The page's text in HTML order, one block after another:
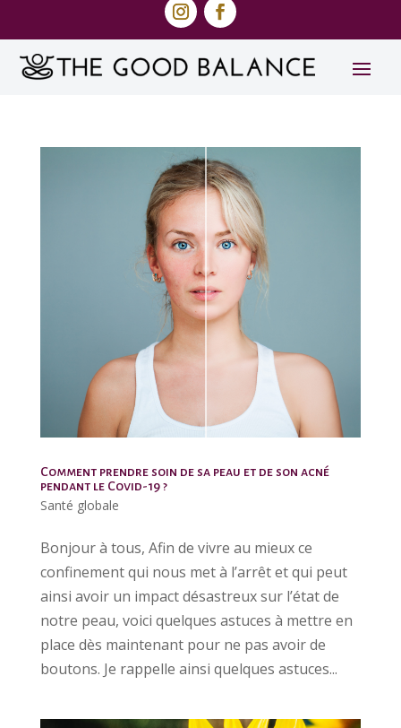
Comment prendre soin de sa peau et de son acné
pendant le Covid-19 ?
Santé globale
Bonjour à tous, Afin de vivre au mieux ce
confinement qui nous met à l’arrêt et qui peut
ainsi avoir un impact désastreux sur l’état de
notre peau, voici quelques astuces à mettre en
place dès maintenant pour ne pas avoir de
boutons. Je rappelle ainsi quelques astuces...